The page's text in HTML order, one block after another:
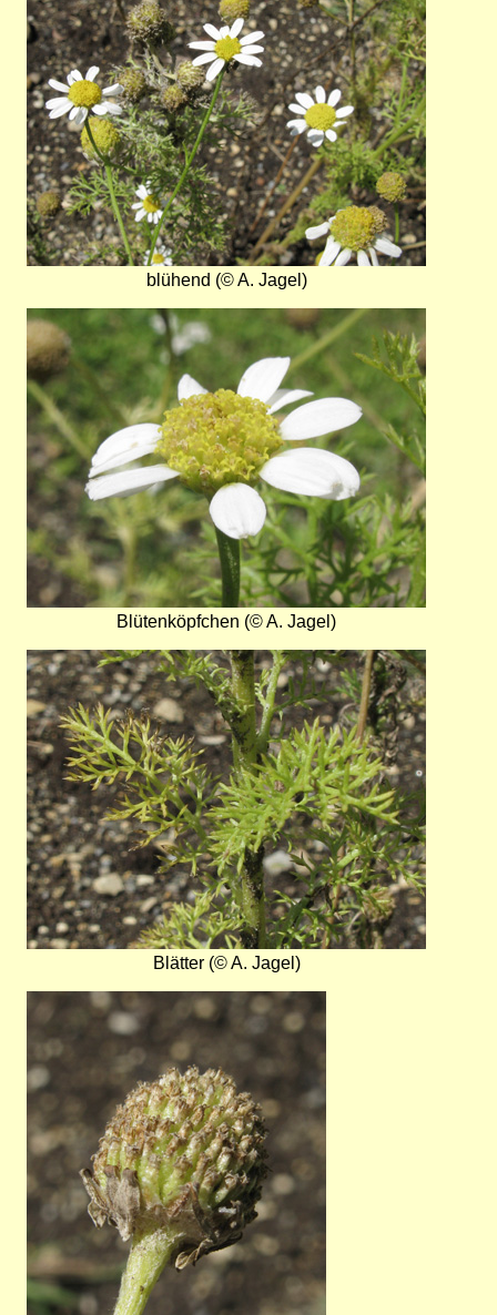
blühend (© A. Jagel)
Bild
Blütenköpfchen (© A. Jagel)
Bild
Blätter (© A. Jagel)
Bild